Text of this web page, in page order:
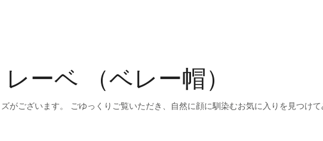
ーベ （ベレー帽）
がございます。 ごゆっくりご覧いただき、自然に顔に馴染むお気に入りを見つけて